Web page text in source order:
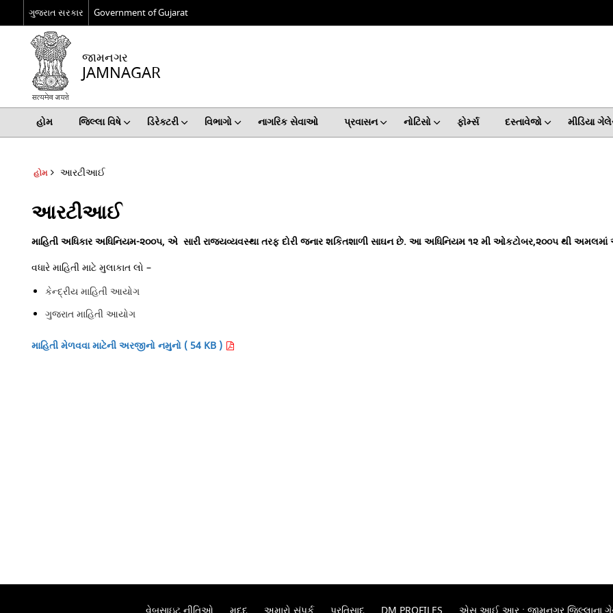
ગુજરાત સરકાર Government of Gujarat
જામનગર
JAMNAGAR
હોમ જિલ્લા વિષે ડિરેક્ટરી વિભાગો નાગરિક સેવાઓ પ્રવાસન નોટિસો ફોર્મ્સ દસ્તાવેજો મીડિયા
હોમ આરટીઆઈ
આરટીઆઈ
માહિતી અધિકાર અધિનિયમ-૨૦૦૫, એ સારી રાજયવ્‍યવસ્‍થા તરફ દોરી જનાર શકિતશાળી સાઘન છે. આ અધિનિયમ ૧૨ મી ઓકટોબર,૨૦૦૫ થી
વધારે માહિતી માટે મુલાકાત લો –
કેન્દ્રીય માહિતી આયોગ
ગુજરાત માહિતી આયોગ
માહિતી મેળવવા માટેની અરજીનો નમુનો ( 54 KB )